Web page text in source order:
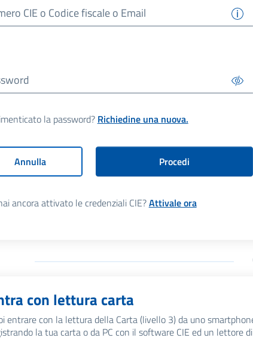
CIEo Codice fiscale o Email
la password? Richiedine una nuova.
Annulla Procedi
ancora attivato le credenziali CIE?Attivale ora
con lettura carta
entrare con la lettura della Carta (livello 3) da uno
la tua carta o da PC con il software CIE ed un lettore